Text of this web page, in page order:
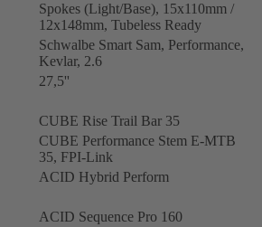
Spokes (Light/Base), 15x110mm /
12x148mm, Tubeless Ready
Schwalbe Smart Sam, Performance,
Kevlar, 2.6
27,5''
CUBE Rise Trail Bar 35
CUBE Performance Stem E-MTB
35, FPI-Link
ACID Hybrid Perform
ACID Sequence Pro 160